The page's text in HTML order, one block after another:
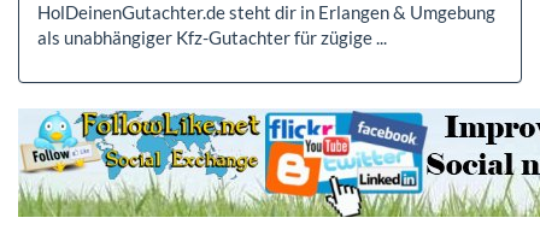
HolDeinenGutachter.de steht dir in Erlangen & Umgebung
als unabhängiger Kfz-Gutachter für zügige ...